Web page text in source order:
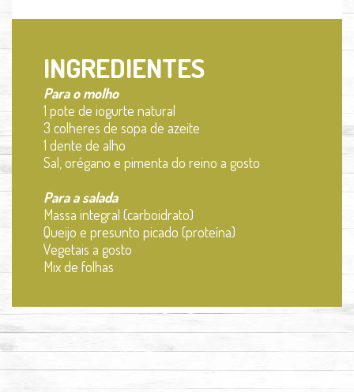
INGREDIENTES
Para o molho
1 pote de iogurte natural
3 colheres de sopa de azeite
1 dente de alho
Sal, orégano e pimenta do reino a gosto
Para a salada
Massa integral (carboidrato)
Queijo e presunto picado (proteína)
Vegetais a gosto
Mix de folhas